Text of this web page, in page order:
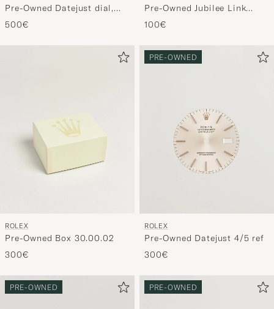
Pre-Owned Datejust dial,
date wheel, hands, 6 ref
36mm
500€
Pre-Owned Jubilee Link
20mm 4/5 ref
100€
ROLEX
Pre-Owned Box 30.00.02
300€
PRE-OWNED
ROLEX
Pre-Owned Datejust 4/5 ref
300€
PRE-OWNED PRE-OWNED